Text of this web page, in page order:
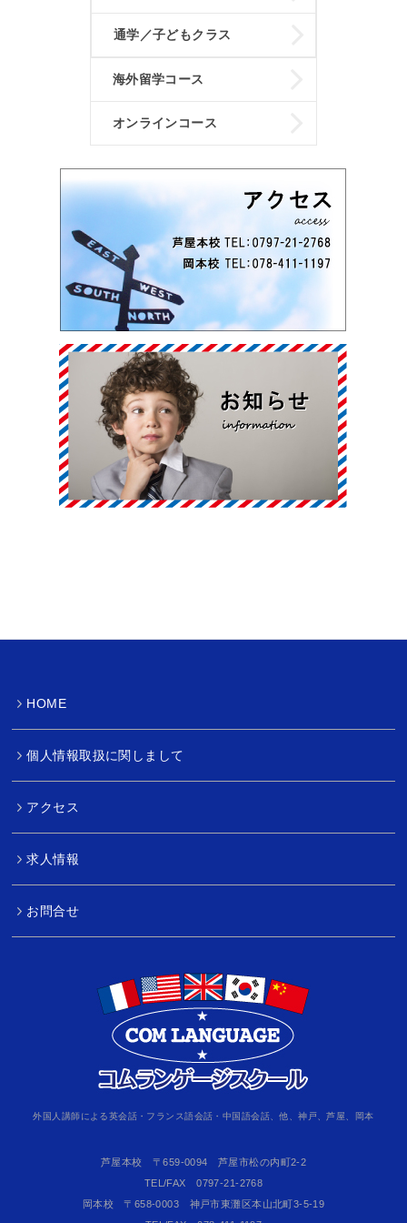
通学／子どもクラス
海外留学コース
オンラインコース
HOME
個人情報取扱に関しまして
アクセス
求人情報
お問合せ
外国人講師による英会話・フランス語会話・中国語会話、他、神戸、芦屋、岡本
芦屋本校 〒659-0094 芦屋市松の内町2-2
TEL/FAX 0797-21-2768
岡本校 〒658-0003 神戸市東灘区本山北町3-5-19